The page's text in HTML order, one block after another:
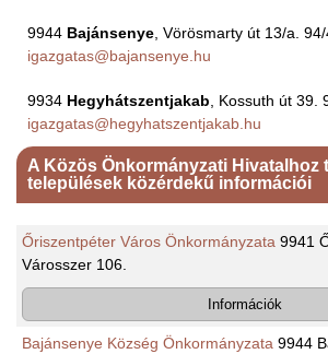
9944 Bajánsenye, Vörösmarty út 13/a.
igazgatas@bajansenye.hu
9934 Hegyhátszentjakab, Kossuth út 39.
igazgatas@hegyhatszentjakab.hu
A Közös Önkormányzati Hivatalhoz
települések közérdekű információi
Őriszentpéter Város Önkormányzata 9941
Városszer 106.
Információk
Bajánsenye Község Önkormányzata 9944